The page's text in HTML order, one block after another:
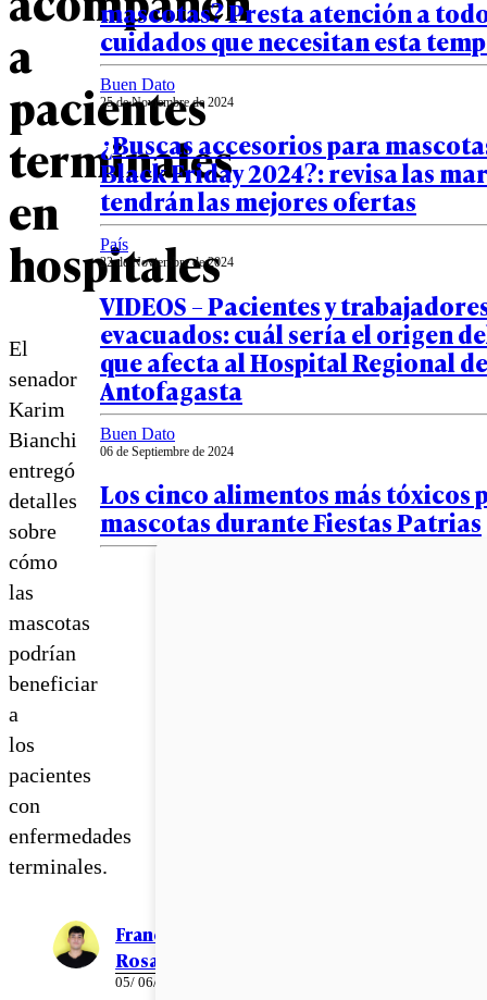
a
pacientes
terminales
en
hospitales
El
senador
Karim
Bianchi
entregó
detalles
sobre
cómo
las
mascotas
podrían
beneficiar
a
los
pacientes
con
enfermedades
terminales.
Francisco
Rosales
05/ 06/ 2024
mascotas? Presta atención a
cuidados que necesitan esta
Buen Dato
25 de Noviembre de 2024
¿Buscas accesorios para
Black Friday 2024?: revisa las
tendrán las mejores ofertas
País
22 de Noviembre de 2024
VIDEOS – Pacientes y
evacuados: cuál sería el origen
que afecta al Hospital Regional de
Antofagasta
Buen Dato
06 de Septiembre de 2024
Los cinco alimentos más tóxicos
mascotas durante Fiestas Patrias